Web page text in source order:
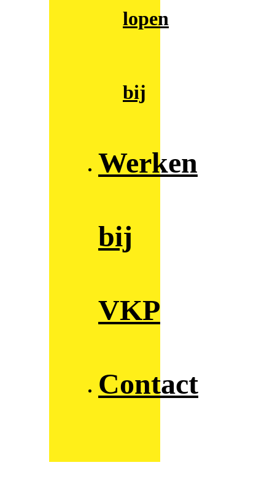
lopen
bij
Werken
bij
VKP
Contact